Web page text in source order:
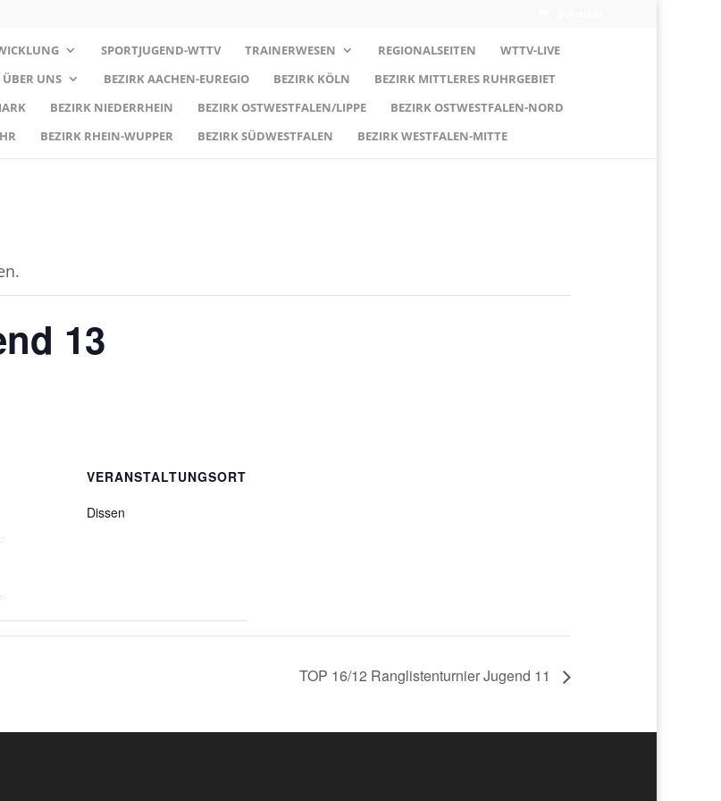
SPORTJUGEND-WTTV TRAINERWESEN REGIONALSEITEN
WTTV-LIVE
ÜBER UNS BEZIRK AACHEN-EUREGIO BEZIRK KÖLN
BEZIRK MITTLERES RUHRGEBIET
BEZIRK NIEDERRHEIN BEZIRK OSTWESTFALEN/LIPPE
BEZIRK OSTWESTFALEN-NORD
BEZIRK RHEIN-WUPPER BEZIRK SÜDWESTFALEN BEZIRK WESTFALEN-MITTE
13
VERANSTALTUNGSORT
Dissen
TOP 16/12 Ranglistenturnier Jugend 11